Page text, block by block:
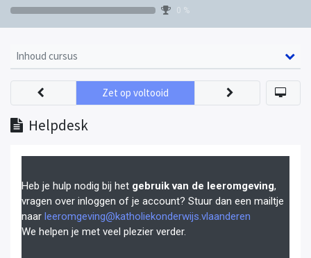
0 %
Inhoud cursus
Helpdesk
Zet op voltooid
Heb je hulp nodig bij het gebruik van de leeromgeving,
vragen over inloggen of je account? Stuur dan een mailtje
naar leeromgeving@katholiekonderwijs.vlaanderen
We helpen je met veel plezier verder.